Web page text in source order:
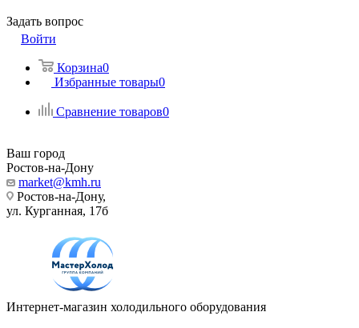
Задать вопрос
Войти
Корзина0
Избранные товары0
Сравнение товаров0
Ваш город
Ростов-на-Дону
market@kmh.ru
Ростов-на-Дону,
ул. Курганная, 17б
Интернет-магазин холодильного оборудования